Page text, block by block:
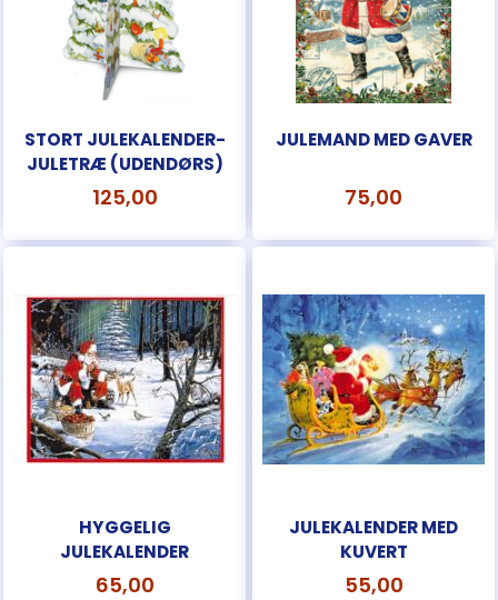
STORT JULEKALENDER-
JULETRÆ (UDENDØRS)
125,00
JULEMAND MED GAVER
75,00
HYGGELIG
JULEKALENDER
65,00
JULEKALENDER MED
KUVERT
55,00